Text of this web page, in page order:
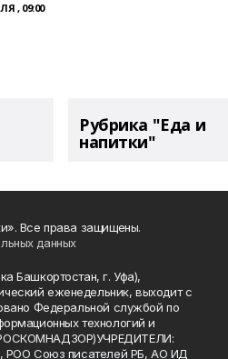
, 09:00
Рубрика "Еда и
напитки"
Все права защищены.
данных
Башкортостан, г. Уфа),
еженедельник, выходит с
Федеральной службой по
технологий и
РОО Союз писателей РБ, АО ИД